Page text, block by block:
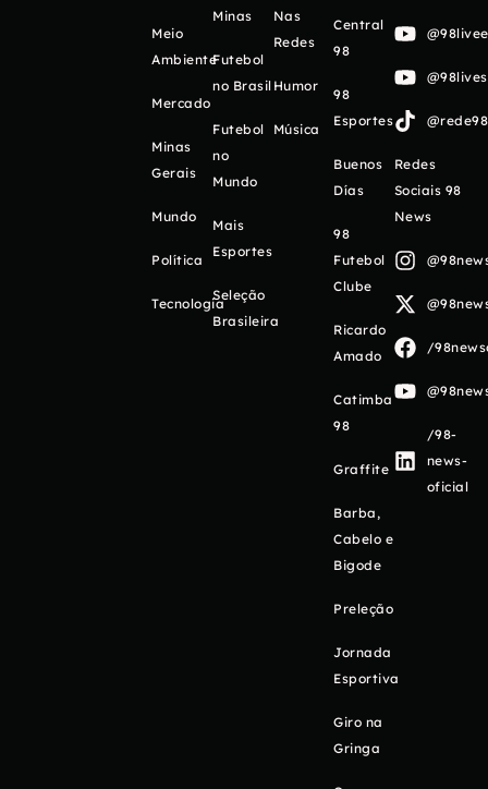
Meio
Ambiente
Mercado
Minas
Gerais
Mundo
Política
Tecnologia
Minas
Futebol
no Brasil
Futebol
no
Mundo
Mais
Esportes
Seleção
Brasileira
Nas
Redes
Humor
Música
Central
98
98
Esportes
Buenos
Días
98
Futebol
Clube
Ricardo
Amado
Catimba
98
Graffite
Barba,
Cabelo e
Bigode
Preleção
Jornada
Esportiva
Giro na
Gringa
Redes
Sociais 98
News
/
/98-
news-
oficial